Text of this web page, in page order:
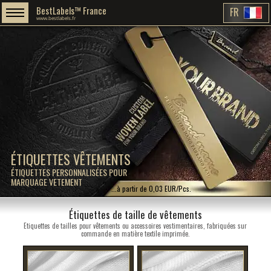
ÉTIQUETTES VÊTEMENTS
ÉTIQUETTES PERSONNALISÉES POUR
MARQUAGE VETEMENT
BestLabels™ France
www.bestlabels.fr FR
...à partir de 0,03 EUR/Pcs.
Étiquettes de taille de vêtements
Etiquettes de tailles pour vêtements ou accessoires vestimentaires, fabriquées sur
commande en matière textile imprimée.